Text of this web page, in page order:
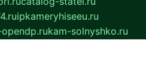
ipkameryhiseeu.ru
kam-solnyshko.ru